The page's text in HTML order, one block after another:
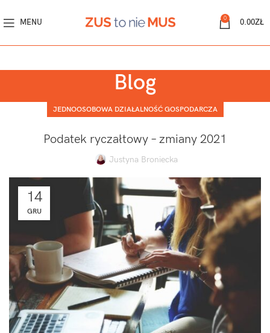
MENU 0 0.00ZŁ
Blog
JEDNOOSOBOWA DZIAŁALNOŚĆ GOSPODARCZA
Podatek ryczałtowy – zmiany 2021
Justyna Broniecka
14
GRU